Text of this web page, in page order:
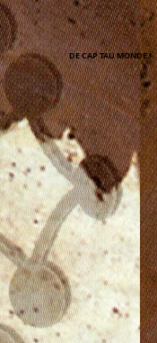
DE CAP TAU MONDE !